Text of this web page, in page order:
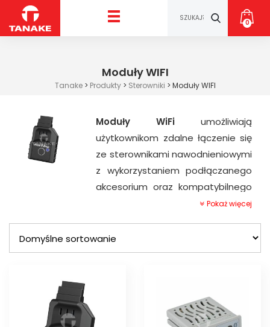
0
Moduły WIFI
Tanake> Produkty> Sterowniki > Moduły WIFI
Moduły WiFi umożliwiają
użytkownikom zdalne łączenie się
ze sterownikami nawodnieniowymi
z wykorzystaniem podłączanego
akcesorium oraz kompatybilnego
urządzenia mobilnego z
bezpośrednim dostępem do
Internetu. To proste rozwiązanie
każdego miejsca na świecie, z
wykorzystaniem smartfona lub
Pokaż więcej